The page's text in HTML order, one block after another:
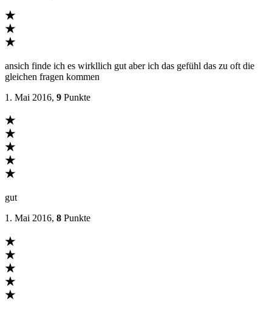
★
★
★
ansich finde ich es wirkllich gut aber ich das gefühl das zu oft die
gleichen fragen kommen
1. Mai 2016, 9 Punkte
★
★
★
★
★
gut
1. Mai 2016, 8 Punkte
★
★
★
★
★